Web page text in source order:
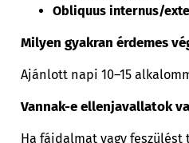
Obliquus internus/
Milyen gyakran érdemes
Ajánlott napi 10–15
Vannak-e ellenjavallatok
Ha fájdalmat vagy feszülést